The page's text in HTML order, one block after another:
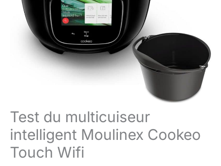
Test du multicuiseur
intelligent Moulinex Cookeo
Touch Wifi